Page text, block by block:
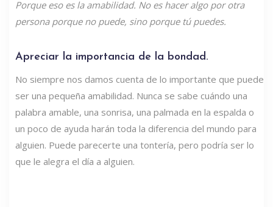
Porque eso es la amabilidad. No es hacer algo por otra
persona porque no puede, sino porque tú puedes.
Apreciar la importancia de la bondad.
No siempre nos damos cuenta de lo importante que puede
ser una pequeña amabilidad. Nunca se sabe cuándo una
palabra amable, una sonrisa, una palmada en la espalda o
un poco de ayuda harán toda la diferencia del mundo para
alguien. Puede parecerte una tontería, pero podría ser lo
que le alegra el día a alguien.